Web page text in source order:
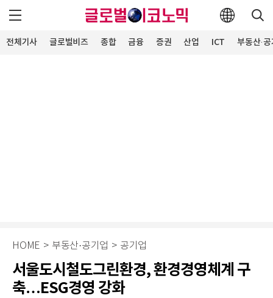
전체기사 글로벌비즈 종합 금융 증권 산업 ICT 부동산·
HOME > 부동산·공기업 > 공기업
서울도시철도그린환경, 환경경영체계 구
축…ESG경영 강화